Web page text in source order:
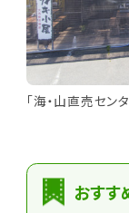
「海・山直売セン
おすす